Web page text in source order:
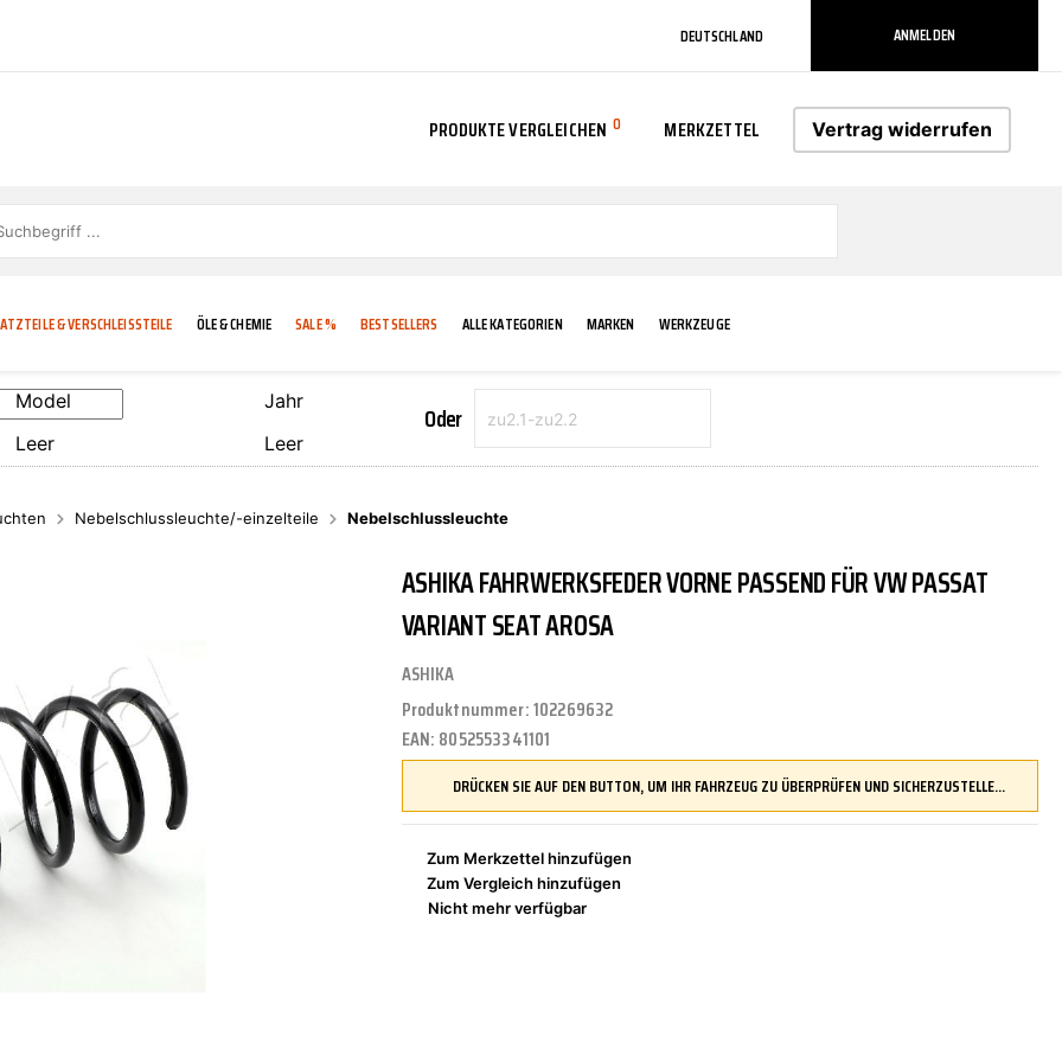
DEUTSCHLAND ANMELDEN
PRODUKTE VERGLEICHEN 0 MERKZETTEL Vertrag widerrufen
& VERSCHLEISSTEILE ÖLE & CHEMIE SALE % BESTSELLERS ALLE KATEGORIEN MARKEN WERKZEUGE
KÜHLERGRILL
VERBREITERUNG
TRITTBRETTER ÜBERROLLBÜGEL
CARCARE ELEKTRIK
KLIMAANLAGE KOMFORTSYSTEME
LENKUNG
ZÜND-/GLÜHANLAGE
FROSTSCHUTZ TECHNIK & WARTUNG
REINIGUNGS-/PFLEGEMITTEL
ADDINOL AS-PL
DR.WACK DUPLI-COLOR
LIQUI MOLY
NAP CARPARTS
Model
Leer
Jahr
Leer
Oder
Nebelschlussleuchte/-einzelteile Nebelschlussleuchte
ASHIKA FAHRWERKSFEDER VORNE PASSEND FÜR VW PASSAT
VARIANT SEAT AROSA
ASHIKA
Produktnummer:102269632
EAN: 8052553341101
DRÜCKEN SIE AUF DEN BUTTON, UM IHR FAHRZEUG ZU ÜBERPRÜFEN UND SICHERZUSTELLEN, DASS DIESES TEIL KOMPATIBEL IST, BEVOR SIE ES BESTELLEN
Zum Merkzettel hinzufügen
Zum Vergleich hinzufügen
Nicht mehr verfügbar